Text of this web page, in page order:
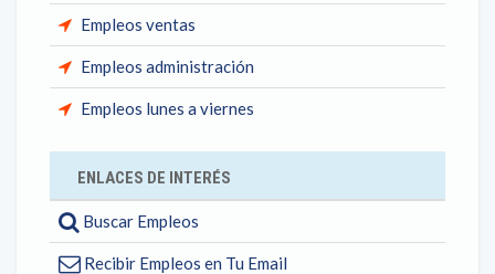
Empleos ventas
Empleos administración
Empleos lunes a viernes
ENLACES DE INTERÉS
Buscar Empleos
Recibir Empleos en Tu Email